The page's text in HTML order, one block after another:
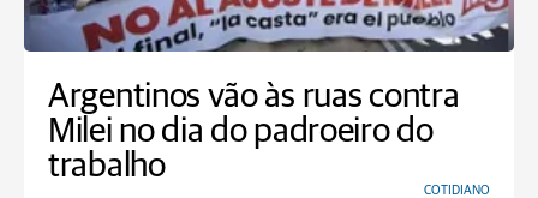
Argentinos vão às ruas contra
Milei no dia do padroeiro do
trabalho
COTIDIANO